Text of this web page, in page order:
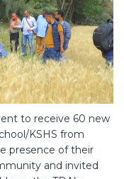
to receive 60 new
KSHS from
presence of their
and invited